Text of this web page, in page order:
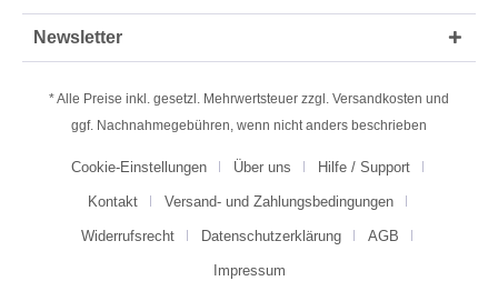
Newsletter
* Alle Preise inkl. gesetzl. Mehrwertsteuer zzgl. Versandkosten und
ggf. Nachnahmegebühren, wenn nicht anders beschrieben
Cookie-Einstellungen Über uns Hilfe / Support
Kontakt Versand- und Zahlungsbedingungen
Widerrufsrecht Datenschutzerklärung AGB
Impressum